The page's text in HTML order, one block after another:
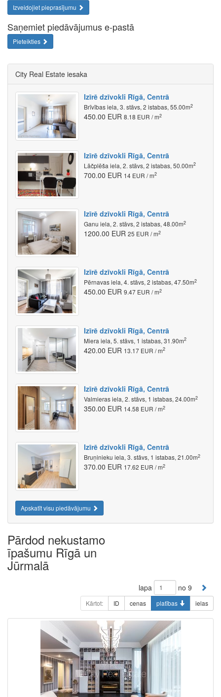
Izveidojiet pieprasījumu
Saņemiet piedāvājumus e-pastā
Pieteikties
City Real Estate iesaka
Izīrē dzīvokli Rīgā, Centrā
Brīvības iela, 3. stāvs, 2 istabas, 55.00m2
450.00 EUR 8.18 EUR / m2
Izīrē dzīvokli Rīgā, Centrā
Lāčplēša iela, 2. stāvs, 2 istabas, 50.00m2
700.00 EUR 14 EUR / m2
Izīrē dzīvokli Rīgā, Centrā
Ganu iela, 2. stāvs, 2 istabas, 48.00m2
1200.00 EUR 25 EUR / m2
Izīrē dzīvokli Rīgā, Centrā
Pērnavas iela, 4. stāvs, 2 istabas, 47.50m2
450.00 EUR 9.47 EUR / m2
Izīrē dzīvokli Rīgā, Centrā
Miera iela, 5. stāvs, 1 istabas, 31.90m2
420.00 EUR 13.17 EUR / m2
Izīrē dzīvokli Rīgā, Centrā
Valmieras iela, 2. stāvs, 1 istabas, 24.00m2
350.00 EUR 14.58 EUR / m2
Izīrē dzīvokli Rīgā, Centrā
Bruņinieku iela, 3. stāvs, 1 istabas, 21.00m2
370.00 EUR 17.62 EUR / m2
Apskatīt visu piedāvājumu
Pārdod nekustamo
īpašumu Rīgā un
Jūrmalā
lapa no 9
Kārtot: ID cenas platības ielas